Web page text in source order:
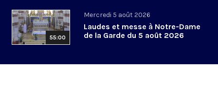
55:00
Mercredi 5 août 2026
Laudes et messe à Notre-Dame
de la Garde du 5 août 2026